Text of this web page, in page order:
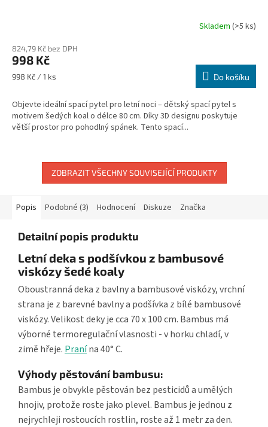
Skladem (>5 ks)
824,79 Kč bez DPH
998 Kč
Měrná
998 Kč / 1 ks Do košíku
Objevte ideální spací pytel pro letní noci – dětský spací pytel s
motivem šedých koal o délce 80 cm. Díky 3D designu poskytuje
větší prostor pro pohodlný spánek. Tento spací...
ZOBRAZIT VŠECHNY SOUVISEJÍCÍ PRODUKTY
Popis Podobné (3) Hodnocení Diskuze Značka
Detailní popis produktu
Letní deka s podšívkou z bambusové
viskózy šedé koaly
Oboustranná deka z bavlny a bambusové viskózy, vrchní
strana je z barevné bavlny a podšívka z bílé bambusové
viskózy. Velikost deky je cca 70 x 100 cm. Bambus má
výborné termoregulační vlasnosti - v horku chladí, v
zimě hřeje. Pranína 40° C.
Výhody pěstování bambusu:
Bambus je obvykle pěstován bez pesticidů a umělých
hnojiv, protože roste jako plevel. Bambus je jednou z
nejrychleji rostoucích rostlin, roste až 1 metr za den.